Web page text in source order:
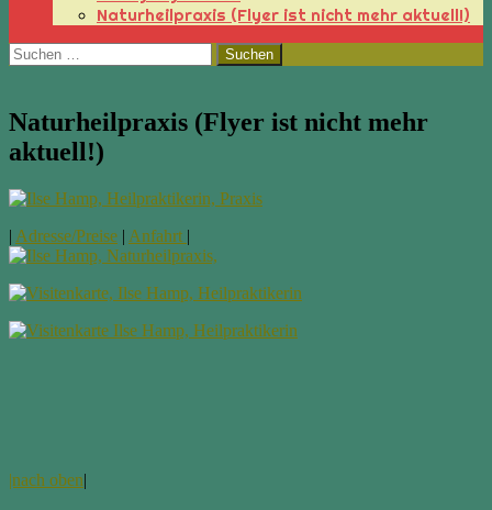
Naturheilpraxis (Flyer ist nicht mehr aktuell!)
Suchen
nach:
Naturheilpraxis (Flyer ist nicht mehr
aktuell!)
| Adresse/Preise | Anfahrt |
|nach oben|